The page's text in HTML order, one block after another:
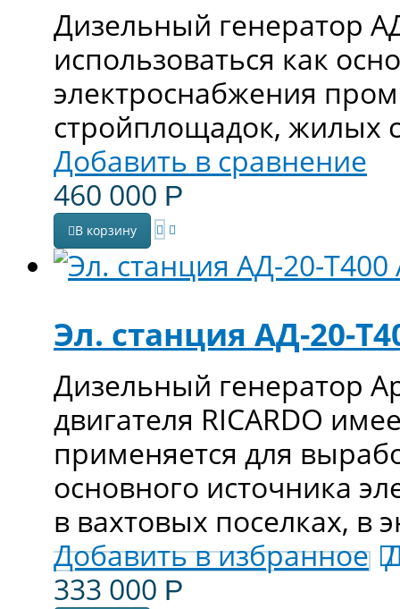
Дизельный генератор
использоваться как
электроснабжения
стройплощадок, жилых
Добавить в сравнение
460 000 Р
В корзину
Эл. станция АД-20-
Дизельный генератор
двигателя RICARDO
применяется для
основного источника
в вахтовых поселках, в
Добавить в избранное
333 000 Р